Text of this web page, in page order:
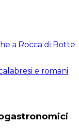
a Rocca di Botte
e romani